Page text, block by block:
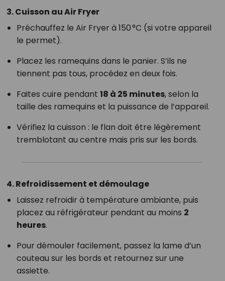
3. Cuisson au Air Fryer
Préchauffez le Air Fryer à 150 °C (si votre appareil
le permet).
Placez les ramequins dans le panier. S’ils ne
tiennent pas tous, procédez en deux fois.
Faites cuire pendant 18 à 25 minutes, selon la
taille des ramequins et la puissance de l’appareil.
Vérifiez la cuisson : le flan doit être légèrement
tremblotant au centre mais pris sur les bords.
4. Refroidissement et démoulage
Laissez refroidir à température ambiante, puis
placez au réfrigérateur pendant au moins 2
heures.
Pour démouler facilement, passez la lame d’un
couteau sur les bords et retournez sur une
assiette.